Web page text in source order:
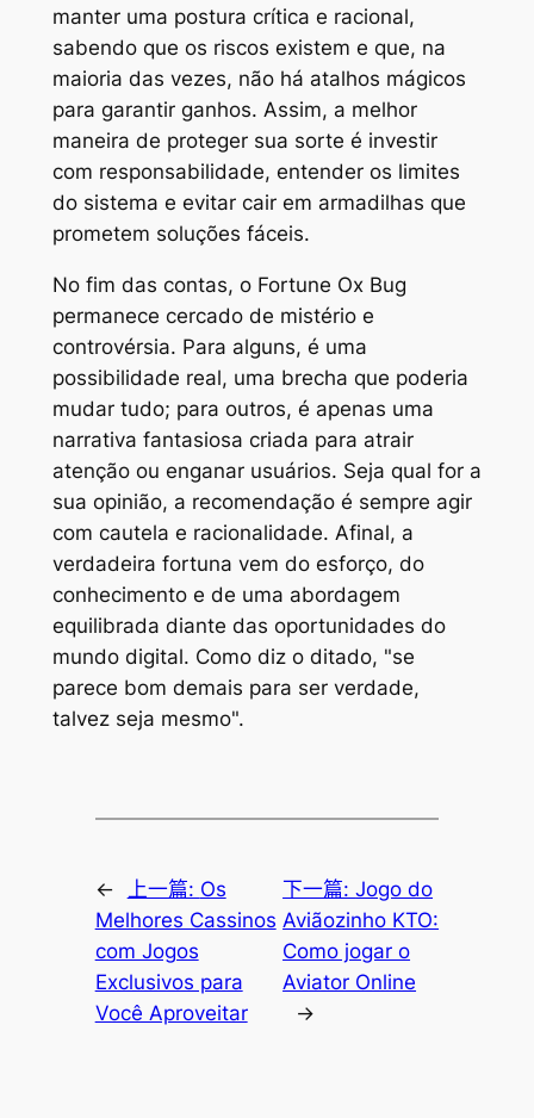
manter uma postura crítica e racional,
sabendo que os riscos existem e que, na
maioria das vezes, não há atalhos mágicos
para garantir ganhos. Assim, a melhor
maneira de proteger sua sorte é investir
com responsabilidade, entender os limites
do sistema e evitar cair em armadilhas que
prometem soluções fáceis.
No fim das contas, o Fortune Ox Bug
permanece cercado de mistério e
controvérsia. Para alguns, é uma
possibilidade real, uma brecha que poderia
mudar tudo; para outros, é apenas uma
narrativa fantasiosa criada para atrair
atenção ou enganar usuários. Seja qual for a
sua opinião, a recomendação é sempre agir
com cautela e racionalidade. Afinal, a
verdadeira fortuna vem do esforço, do
conhecimento e de uma abordagem
equilibrada diante das oportunidades do
mundo digital. Como diz o ditado, "se
parece bom demais para ser verdade,
talvez seja mesmo".
← 上一篇: Os
Melhores Cassinos
com Jogos
Exclusivos para
Você Aproveitar
下一篇:Jogo do
Aviãozinho KTO:
Como jogar o
Aviator Online
→